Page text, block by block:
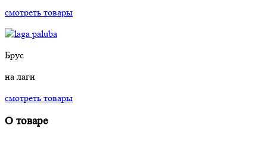
смотреть товары
Брус
на лаги
смотреть товары
О товаре